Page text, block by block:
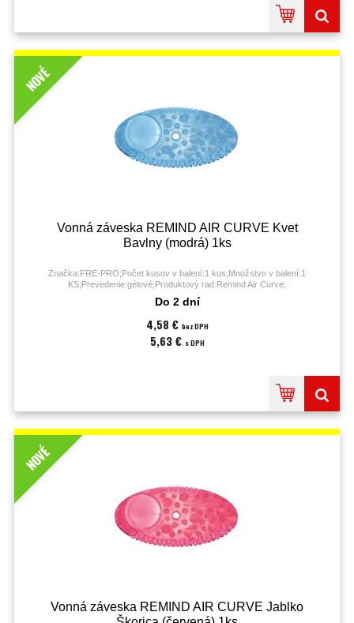
NOVÉ
Vonná záveska REMIND AIR CURVE Kvet
Bavlny (modrá) 1ks
Značka:FRE-PRO;Počet kusov v balení:1 kus;Množstvo v balení:1
KS;Prevedenie:gélové;Produktový rad:Remind Air Curve;
Do 2 dní
4,58 € bez DPH
5,63 € s DPH
NOVÉ
Vonná záveska REMIND AIR CURVE Jablko